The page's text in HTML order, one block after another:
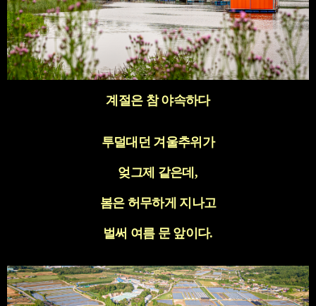
계절은 참 야속하다
투덜대던 겨울추위가
엊그제 같은데 ,
봄은 허무하게 지나고
벌써 여름 문 앞이다.